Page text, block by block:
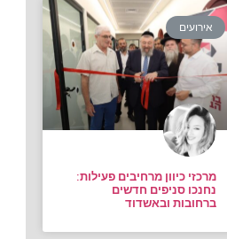
אירועים
מרכזי כיוון מרחיבים פעילות:
נחנכו סניפים חדשים
ברחובות ובאשדוד